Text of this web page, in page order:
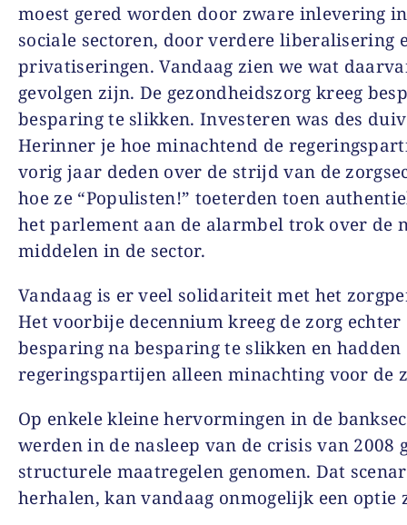
moest gered worden door zware inlevering
sociale sectoren, door verdere liberalisering
privatiseringen. Vandaag zien we wat
gevolgen zijn. De gezondheidszorg kreeg
besparing te slikken. Investeren was des
Herinner je hoe minachtend de
vorig jaar deden over de strijd van de
hoe ze “Populisten!” toeterden toen
het parlement aan de alarmbel trok over de
middelen in de sector.
Vandaag is er veel solidariteit met het
Het voorbije decennium kreeg de zorg echter
besparing na besparing te slikken en hadden
regeringspartijen alleen minachting voor de
Op enkele kleine hervormingen in de
werden in de nasleep van de crisis van 2008
structurele maatregelen genomen. Dat
herhalen, kan vandaag onmogelijk een optie